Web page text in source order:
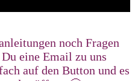
noch Fragen
eine Email zu uns
auf den Button und es